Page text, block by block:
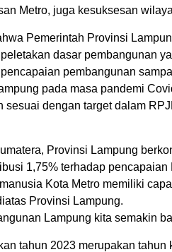
Metro, juga kesuksesan
Pemerintah Provinsi
dasar pembangunan
pembangunan
pada masa pandemi
sesuai dengan target dalam
Provinsi Lampung
1,75% terhadap
Kota Metro memiliki
Provinsi Lampung.
Lampung kita semakin
tahun 2023 merupakan tahun